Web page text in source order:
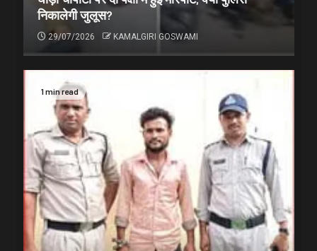
निकालेगी जुलूस?
29/07/2026 KAMALGIRI GOSWAMI
1 min read